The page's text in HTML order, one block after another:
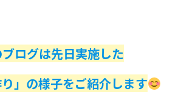
ログは先日実施した
」の様子をご紹介します